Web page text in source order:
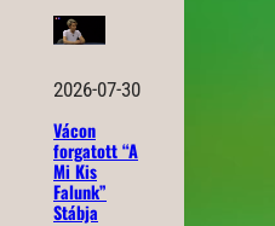
2026-07-30
Vácon
forgatott “A
Mi Kis
Falunk”
Stábja